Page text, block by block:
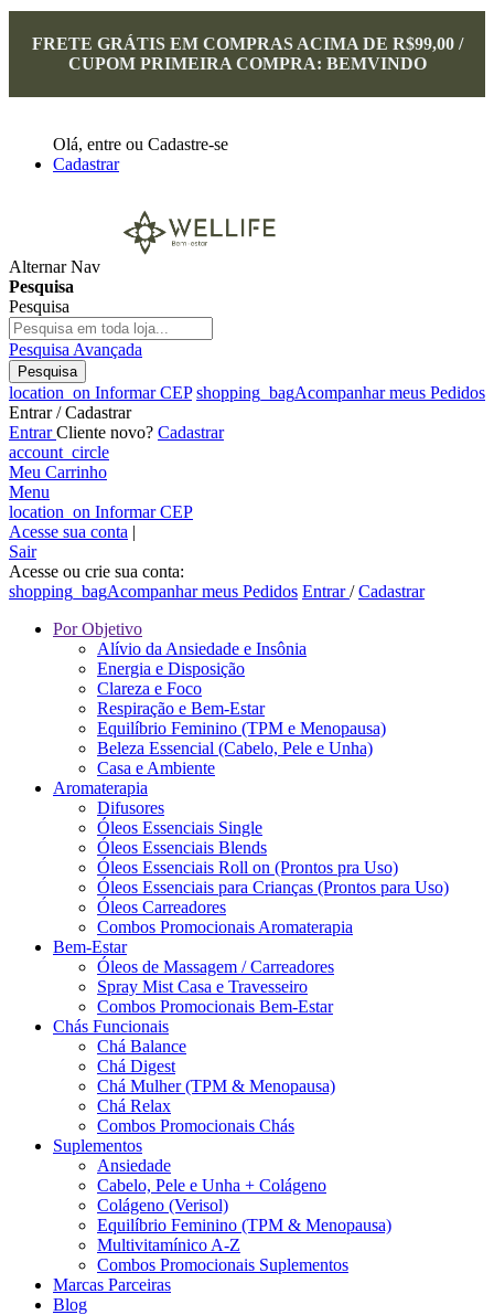
FRETE GRÁTIS EM COMPRAS ACIMA DE R$99,00 /
CUPOM PRIMEIRA COMPRA: BEMVINDO
Olá, entre ou Cadastre-se
Cadastrar
Alternar Nav
Pesquisa
Pesquisa
Pesquisa Avançada
Pesquisa
location_on Informar CEP shopping_bagAcompanhar meus Pedidos
Entrar / Cadastrar
EntrarCliente novo? Cadastrar
account_circle
Meu Carrinho
Menu
location_on Informar CEP
Acesse sua conta |
Sair
Acesse ou crie sua conta:
shopping_bagAcompanhar meus Pedidos Entrar/Cadastrar
Por Objetivo
Alívio da Ansiedade e Insônia
Energia e Disposição
Clareza e Foco
Respiração e Bem-Estar
Equilíbrio Feminino (TPM e Menopausa)
Beleza Essencial (Cabelo, Pele e Unha)
Casa e Ambiente
Aromaterapia
Difusores
Óleos Essenciais Single
Óleos Essenciais Blends
Óleos Essenciais Roll on (Prontos pra Uso)
Óleos Essenciais para Crianças (Prontos para Uso)
Óleos Carreadores
Combos Promocionais Aromaterapia
Bem-Estar
Óleos de Massagem / Carreadores
Spray Mist Casa e Travesseiro
Combos Promocionais Bem-Estar
Chás Funcionais
Chá Balance
Chá Digest
Chá Mulher (TPM & Menopausa)
Chá Relax
Combos Promocionais Chás
Suplementos
Ansiedade
Cabelo, Pele e Unha + Colágeno
Colágeno (Verisol)
Equilíbrio Feminino (TPM & Menopausa)
Multivitamínico A-Z
Combos Promocionais Suplementos
Marcas Parceiras
Blog